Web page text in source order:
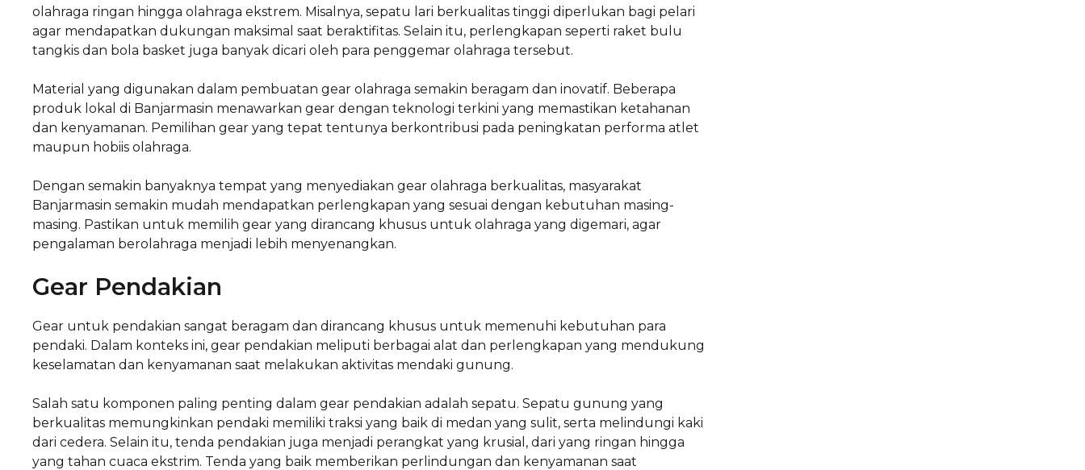
olahraga ringan hingga olahraga ekstrem. Misalnya, sepatu lari berkualitas tinggi diperlukan bagi pelari
agar mendapatkan dukungan maksimal saat beraktifitas. Selain itu, perlengkapan seperti raket bulu
tangkis dan bola basket juga banyak dicari oleh para penggemar olahraga tersebut.
Material yang digunakan dalam pembuatan gear olahraga semakin beragam dan inovatif. Beberapa
produk lokal di Banjarmasin menawarkan gear dengan teknologi terkini yang memastikan ketahanan
dan kenyamanan. Pemilihan gear yang tepat tentunya berkontribusi pada peningkatan performa atlet
maupun hobiis olahraga.
Dengan semakin banyaknya tempat yang menyediakan gear olahraga berkualitas, masyarakat
Banjarmasin semakin mudah mendapatkan perlengkapan yang sesuai dengan kebutuhan masing-
masing. Pastikan untuk memilih gear yang dirancang khusus untuk olahraga yang digemari, agar
pengalaman berolahraga menjadi lebih menyenangkan.
Gear Pendakian
Gear untuk pendakian sangat beragam dan dirancang khusus untuk memenuhi kebutuhan para
pendaki. Dalam konteks ini, gear pendakian meliputi berbagai alat dan perlengkapan yang mendukung
keselamatan dan kenyamanan saat melakukan aktivitas mendaki gunung.
Salah satu komponen paling penting dalam gear pendakian adalah sepatu. Sepatu gunung yang
berkualitas memungkinkan pendaki memiliki traksi yang baik di medan yang sulit, serta melindungi kaki
dari cedera. Selain itu, tenda pendakian juga menjadi perangkat yang krusial, dari yang ringan hingga
yang tahan cuaca ekstrim. Tenda yang baik memberikan perlindungan dan kenyamanan saat